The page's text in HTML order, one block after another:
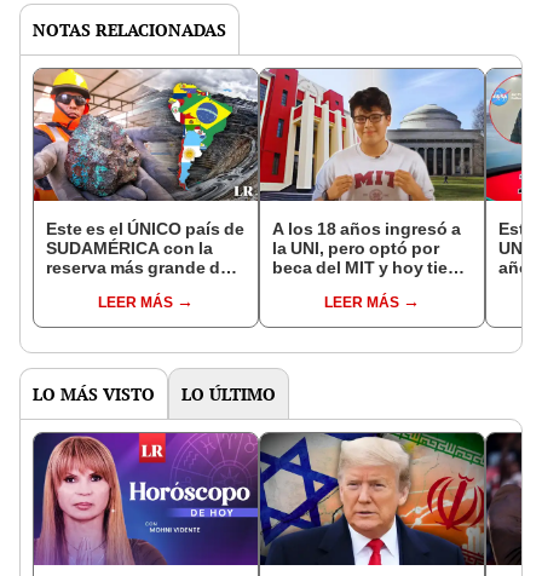
NOTAS RELACIONADAS
Este es el ÚNICO país de
SUDAMÉRICA con la
reserva más grande de
98.000 toneladas
LEER MÁS
A los 18 años ingresó a
la UNI, pero optó por
beca del MIT y hoy tiene
Perú faltan
oportunidades"
LEER MÁS
una
LO MÁS VISTO LO ÚLTIMO